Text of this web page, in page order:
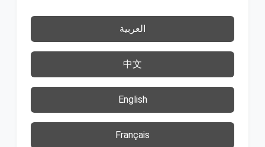
العربية
中文
English
Français